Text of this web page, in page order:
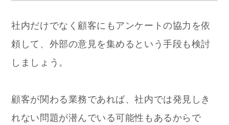
社内だけでなく顧客にもアンケートの協力を依
頼して、外部の意見を集めるという手段も検討
しましょう。
顧客が関わる業務であれば、社内では発見しき
れない問題が潜んでいる可能性もあるからで